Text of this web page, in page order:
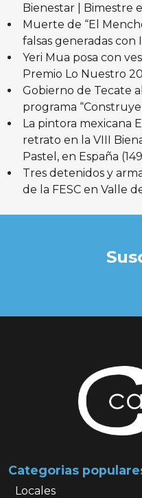
Bienestar | Bimestre
Muerte de “El
falsas generadas con
Yeri Mua posa con
Premio Lo Nuestro
Gobierno de Tecate
programa
La pintora mexicana
retrato en la VIII
Pastel, en España
Tres detenidos y
de la FESC en Valle
Categorias
Locales